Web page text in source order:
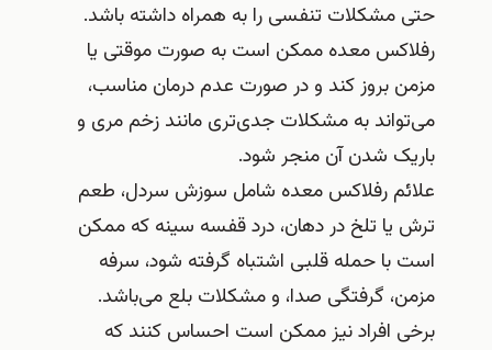
حتی مشکلات تنفسی را به همراه داشته باشد.
رفلاکس معده ممکن است به صورت موقتی یا
مزمن بروز کند و در صورت عدم درمان مناسب،
می‌تواند به مشکلات جدی‌تری مانند زخم مری و
باریک شدن آن منجر شود.
علائم رفلاکس معده شامل سوزش سردل، طعم
ترش یا تلخ در دهان، درد قفسه سینه که ممکن
است با حمله قلبی اشتباه گرفته شود، سرفه
مزمن، گرفتگی صدا، و مشکلات بلع می‌باشد.
برخی افراد نیز ممکن است احساس کنند که